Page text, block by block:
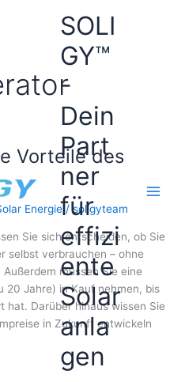
SOLI
GY™
-
Dein
Part
ner
für
effizi
ente
Solar
anla
gen
Vorteile des
Energie /soligyteam
Sie sich entscheiden, ob Sie
selbst verbrauchen – ohne
müssen Sie eine
20 Jahre) in Kauf nehmen, bis
hat. Darüber hinaus wissen Sie
in Zukunft entwickeln